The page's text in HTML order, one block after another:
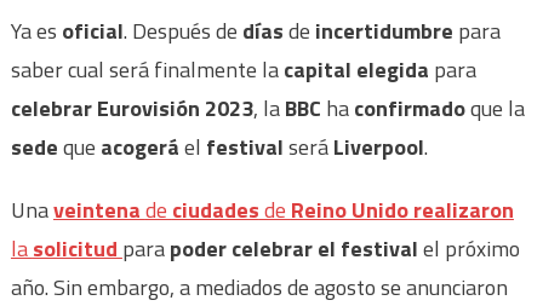
Ya es oficial. Después de díasde incertidumbre para
saber cual será finalmente lacapital elegida para
celebrar Eurovisión 2023, laBBC haconfirmadoque la
sedeque acogeráel festivalseráLiverpool.
Unaveintenade ciudadesde Reino Unidorealizaron
lasolicitud parapoder celebrar el festivalel próximo
año. Sin embargo, a mediados de agosto se anunciaron